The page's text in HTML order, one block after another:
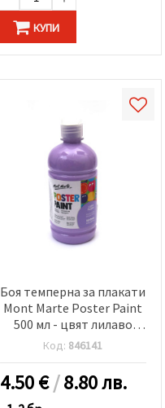
КУПИ
Боя темперна за плакати
Mont Marte Poster Paint
500 мл - цвят лилаво
светло
Код: 846141
4.50€/8.80 лв.